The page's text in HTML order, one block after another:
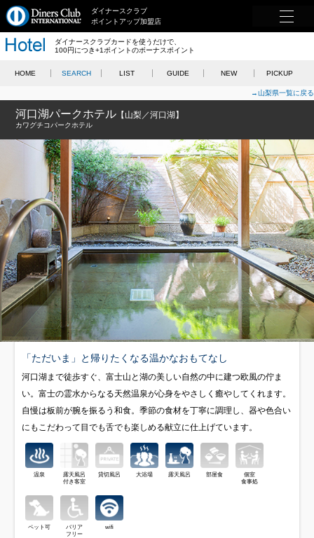
ダイナースクラブ
ポイントアップ加盟店
ダイナースクラブカードを使うだけで、
100円につき+1ポイントのボーナスポイント
HOME SEARCH LIST GUIDE NEW PICKUP
→山梨県一覧に戻る
河口湖パークホテル 【山梨／河口湖】
カワグチコパークホテル
「ただいま」と帰りたくなる温かなおもてなし
河口湖まで徒歩すぐ、富士山と湖の美しい自然の中に建つ欧風の佇ま
い。富士の霊水からなる天然温泉が心身をやさしく癒やしてくれます。
自慢は板前が腕を振るう和食。季節の食材を丁寧に調理し、器や色合い
にもこだわって目でも舌でも楽しめる献立に仕上げています。
温泉
露天風呂
付き客室
貸切風呂 大浴場 露天風呂 部屋食
個室
食事処
ペット可
バリア
フリー
wifi